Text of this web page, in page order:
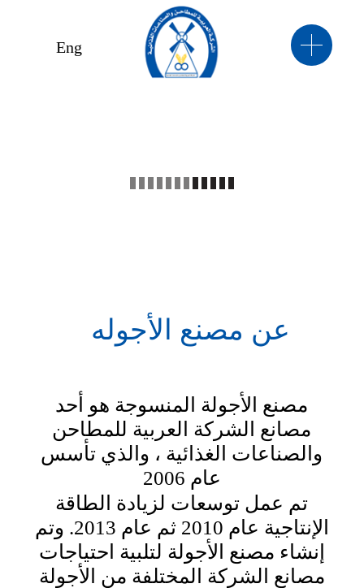
Eng
عن مصنع الأجوله
مصنع الأجولة المنسوجة هو أحد
مصانع الشركة العربية للمطاحن
والصناعات الغذائية ، والذي تأسس
عام 2006
تم عمل توسعات لزيادة الطاقة
الإنتاجية عام 2010 ثم عام 2013. وتم
إنشاء مصنع الأجولة لتلبية احتياجات
مصانع الشركة المختلفة من الأجولة